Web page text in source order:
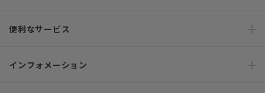
便利なサービス
インフォメーション